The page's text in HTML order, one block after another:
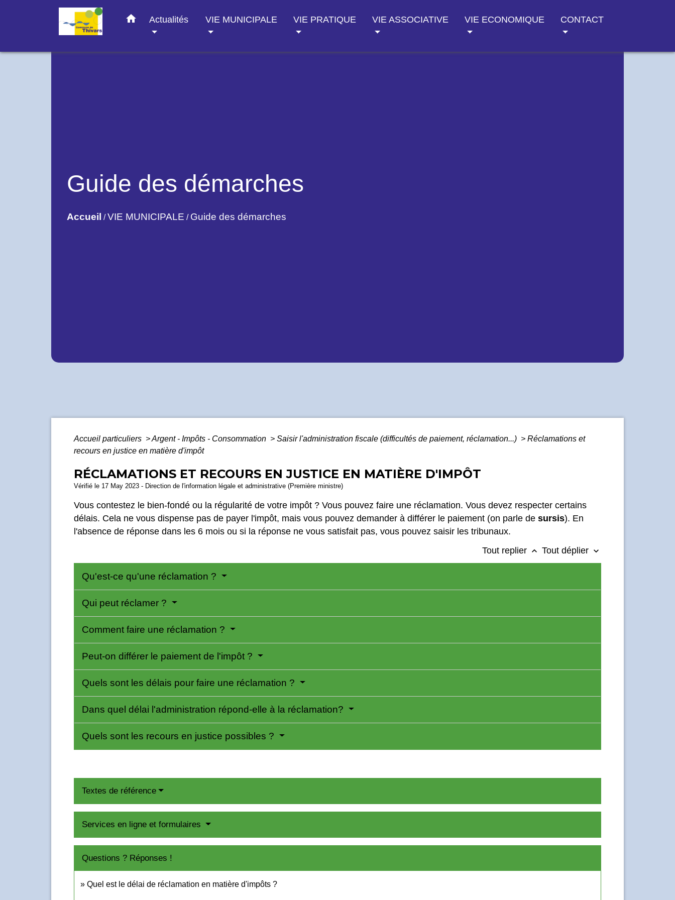
home Actualités VIE MUNICIPALE VIE PRATIQUE VIE ASSOCIATIVE VIE ECONOMIQUE CONTACT
Guide des démarches
Accueil /VIE MUNICIPALE / Guide des démarches
Accueil particuliers >Argent - Impôts - Consommation > Saisir l'administration fiscale (difficultés de paiement, réclamation...) > Réclamations et
recours en justice en matière d'impôt
RÉCLAMATIONS ET RECOURS EN JUSTICE EN MATIÈRE D'IMPÔT
Vérifié le 17 May 2023 - Direction de l'information légale et administrative (Première ministre)
Vous contestez le bien-fondé ou la régularité de votre impôt ? Vous pouvez faire une réclamation. Vous devez respecter certains
délais. Cela ne vous dispense pas de payer l'impôt, mais vous pouvez demander à différer le paiement (on parle de sursis). En
l'absence de réponse dans les 6 mois ou si la réponse ne vous satisfait pas, vous pouvez saisir les tribunaux.
Tout replier keyboard_arrow_up Tout déplier keyboard_arrow_down
Qu'est-ce qu'une réclamation ?
Qui peut réclamer ?
Comment faire une réclamation ?
Peut-on différer le paiement de l'impôt ?
Quels sont les délais pour faire une réclamation ?
Dans quel délai l'administration répond-elle à la réclamation?
Quels sont les recours en justice possibles ?
Textes de référence
Services en ligne et formulaires
Questions ? Réponses !
Quel est le délai de réclamation en matière d'impôts ?